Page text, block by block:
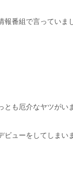
報番組で言っていま
とも厄介なヤツがい
ビューをしてしまい